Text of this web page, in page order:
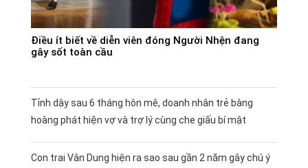
Điều ít biết về diễn viên đóng Người Nhện đang
gây sốt toàn cầu
Tỉnh dậy sau 6 tháng hôn mê, doanh nhân trẻ bàng
hoàng phát hiện vợ và trợ lý cùng che giấu bí mật
Con trai Vân Dung hiện ra sao sau gần 2 năm gây chú ý